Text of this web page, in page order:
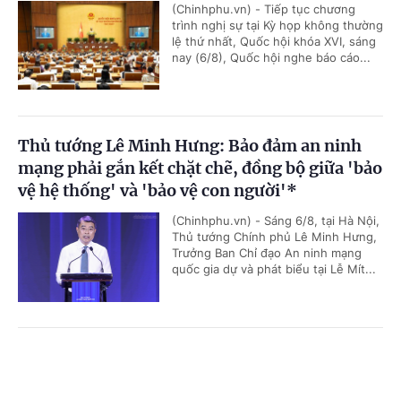
(Chinhphu.vn) - Tiếp tục chương
trình nghị sự tại Kỳ họp không thường
lệ thứ nhất, Quốc hội khóa XVI, sáng
nay (6/8), Quốc hội nghe báo cáo...
Thủ tướng Lê Minh Hưng: Bảo đảm an ninh
mạng phải gắn kết chặt chẽ, đồng bộ giữa 'bảo
vệ hệ thống' và 'bảo vệ con người'*
(Chinhphu.vn) - Sáng 6/8, tại Hà Nội,
Thủ tướng Chính phủ Lê Minh Hưng,
Trưởng Ban Chỉ đạo An ninh mạng
quốc gia dự và phát biểu tại Lễ Mít...